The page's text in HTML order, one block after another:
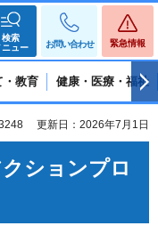
検索
ニュー
お問い合わせ 緊急情報
・教育 健康・医療・福祉
更新日：2026年7月1日
ションプロ